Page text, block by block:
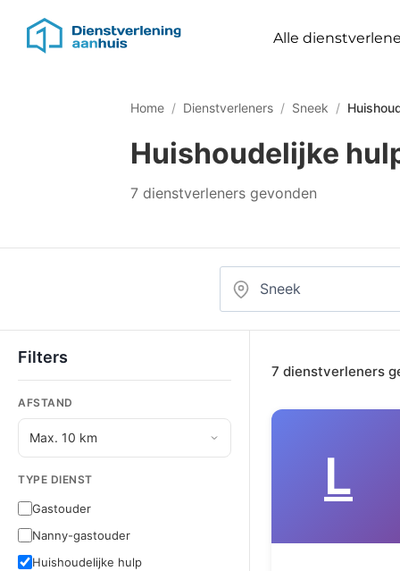
Alle
Home / Dienstverleners / Sneek /
Huishoudelijke
7 dienstverleners gevonden
Filters
AFSTAND
TYPE DIENST
Gastouder
Nanny-gastouder
Huishoudelijke hulp
7 dienstverleners
L